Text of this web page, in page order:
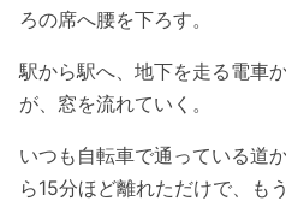
ろの席へ腰を下ろす。
駅から駅へ、地下を走る電車
が、窓を流れていく。
いつも自転車で通っている道
ら15分ほど離れただけで、も